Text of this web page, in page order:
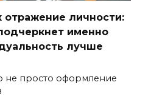
отражение личности:
именно
лучше
не просто оформление